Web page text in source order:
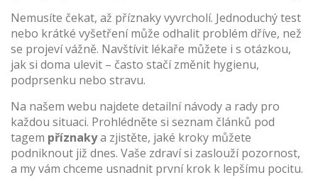
Nemusíte čekat, až příznaky vyvrcholí. Jednoduchý test
nebo krátké vyšetření může odhalit problém dříve, než
se projeví vážně. Navštívit lékaře můžete i s otázkou,
jak si doma ulevit – často stačí změnit hygienu,
podprsenku nebo stravu.
Na našem webu najdete detailní návody a rady pro
každou situaci. Prohlédněte si seznam článků pod
tagem příznakya zjistěte, jaké kroky můžete
podniknout již dnes. Vaše zdraví si zaslouží pozornost,
a my vám chceme usnadnit první krok k lepšímu pocitu.